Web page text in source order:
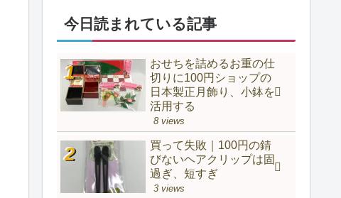
今日読まれている記事
おせちを詰めるお重の仕
切りに100円ショップの
日本製正月飾り、小鉢を
活用する
8 views
買って失敗｜100円の錆
びないヘアクリップは固
過ぎ、短すぎ
3 views